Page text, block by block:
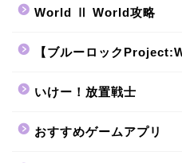
World Ⅱ World攻略
【ブルーロック
いけー！放置戦士
おすすめゲームアプリ